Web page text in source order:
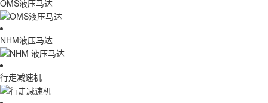
OMS液压马达
NHM液压马达
行走减速机